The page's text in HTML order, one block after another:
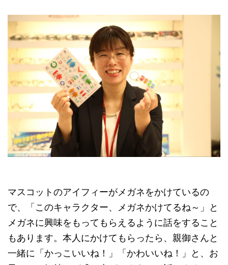
マスコットのアイフィーがメガネをかけているの
で、「このキャラクター、メガネかけてるね～」と
メガネに興味をもってもらえるように話をすること
もあります。本人にかけてもらったら、親御さんと
一緒に「かっこいいね！」「かわいいね！」と、お